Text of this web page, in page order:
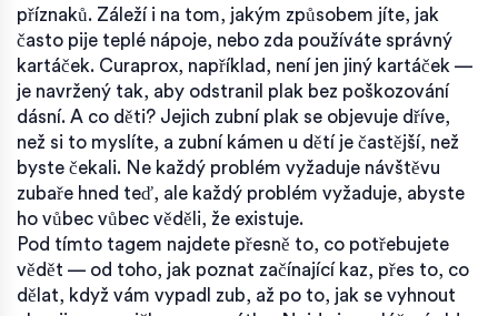
příznaků. Záleží i na tom, jakým způsobem jíte, jak
často pije teplé nápoje, nebo zda používáte správný
kartáček. Curaprox, například, není jen jiný kartáček —
je navržený tak, aby odstranil plak bez poškozování
dásní. A co děti? Jejich zubní plak se objevuje dříve,
než si to myslíte, a zubní kámen u dětí je častější, než
byste čekali. Ne každý problém vyžaduje návštěvu
zubaře hned teď, ale každý problém vyžaduje, abyste
ho vůbec vůbec věděli, že existuje.
Pod tímto tagem najdete přesně to, co potřebujete
vědět — od toho, jak poznat začínající kaz, přes to, co
dělat, když vám vypadl zub, až po to, jak se vyhnout